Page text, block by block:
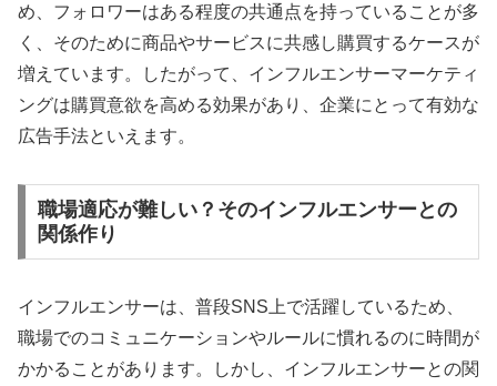
め、フォロワーはある程度の共通点を持っていることが多
く、そのために商品やサービスに共感し購買するケースが
増えています。したがって、インフルエンサーマーケティ
ングは購買意欲を高める効果があり、企業にとって有効な
広告手法といえます。
職場適応が難しい？そのインフルエンサーとの
関係作り
インフルエンサーは、普段SNS上で活躍しているため、
職場でのコミュニケーションやルールに慣れるのに時間が
かかることがあります。しかし、インフルエンサーとの関